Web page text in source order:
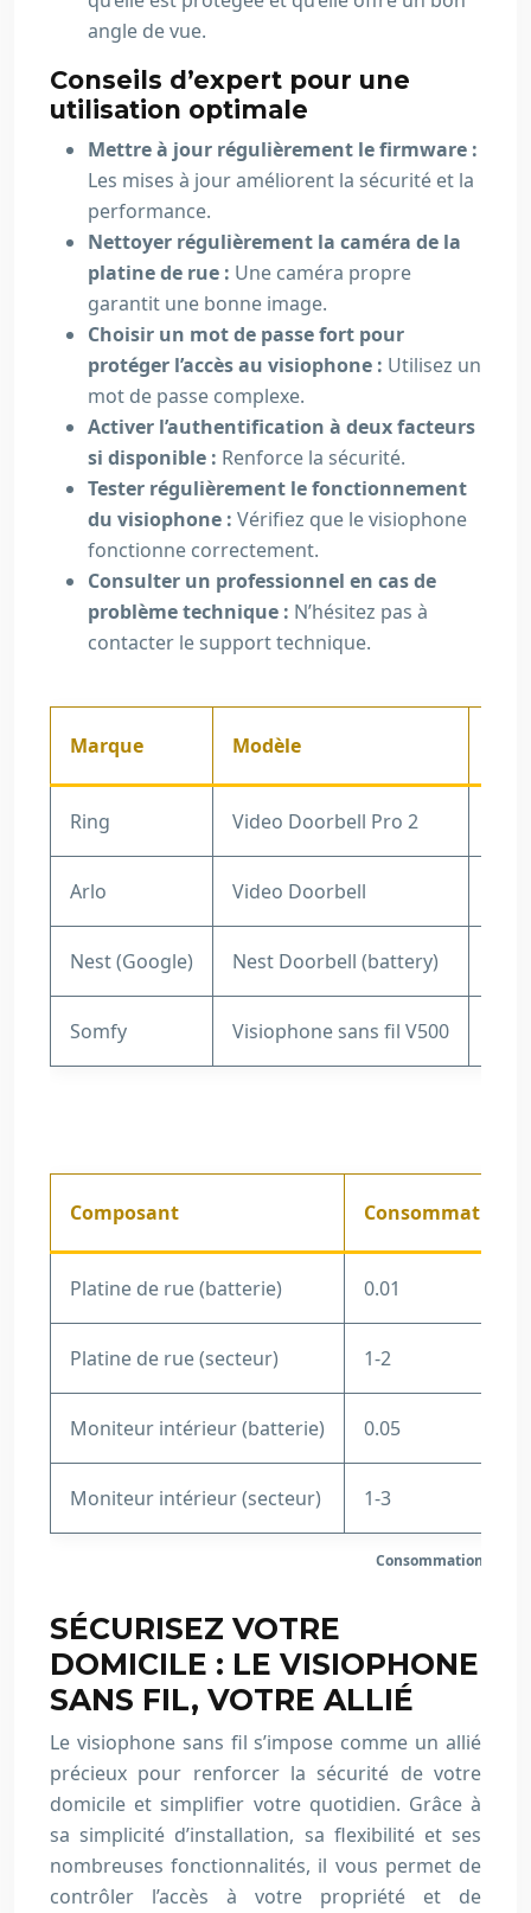
angle de vue.
Conseils d’expert pour une
utilisation optimale
Mettre à jour régulièrement le firmware :
Les mises à jour améliorent la sécurité et la
performance.
Nettoyer régulièrement la caméra de la
platine de rue : Une caméra propre
garantit une bonne image.
Choisir un mot de passe fort pour
protéger l’accès au visiophone : Utilisez un
mot de passe complexe.
Activer l’authentification à deux facteurs
si disponible : Renforce la sécurité.
Tester régulièrement le fonctionnement
du visiophone : Vérifiez que le visiophone
fonctionne correctement.
Consulter un professionnel en cas de
problème technique : N’hésitez pas à
contacter le support technique.
Marque Modèle
Ring Video Doorbell Pro 2
Arlo Video Doorbell
Nest (Google) Nest Doorbell (battery)
Somfy Visiophone sans fil V500
Consommation
Composant Consommation
Platine de rue (batterie) 0.01
Platine de rue (secteur) 1-2
Moniteur intérieur (batterie) 0.05
Moniteur intérieur (secteur) 1-3
SÉCURISEZ VOTRE
DOMICILE : LE VISIOPHONE
SANS FIL, VOTRE ALLIÉ
Le visiophone sans fil s’impose comme un allié
précieux pour renforcer la sécurité de votre
domicile et simplifier votre quotidien. Grâce à
sa simplicité d’installation, sa flexibilité et ses
nombreuses fonctionnalités, il vous permet de
contrôler l’accès à votre propriété et de